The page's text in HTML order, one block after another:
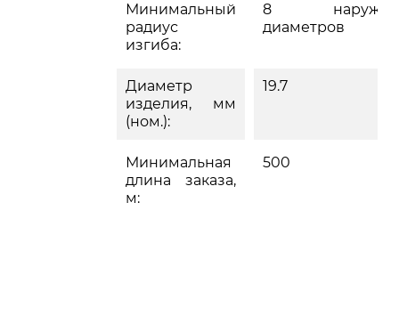
Минимальный
радиус
изгиба:
8
диаметров
Диаметр
изделия, мм
(ном.):
19.7
Минимальная
длина заказа,
м:
500